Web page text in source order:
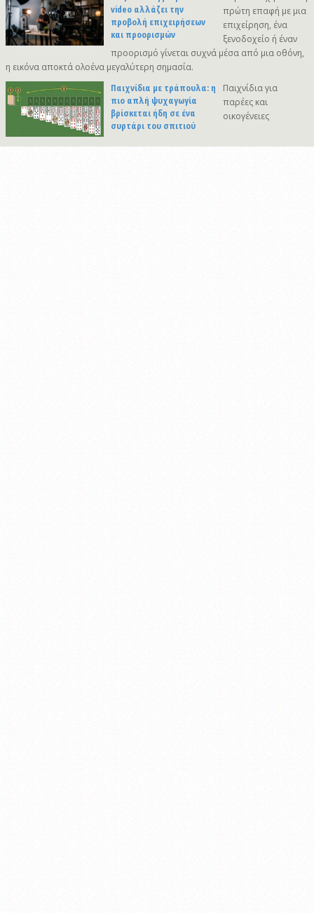
video αλλάζει την
προβολή επιχειρήσεων
και προορισμών
πρώτη επαφή με μια
επιχείρηση, ένα
ξενοδοχείο ή έναν
προορισμό γίνεται συχνά μέσα από μια οθόνη,
η εικόνα αποκτά ολοένα μεγαλύτερη σημασία.
Παιχνίδια με τράπουλα: η
πιο απλή ψυχαγωγία
βρίσκεται ήδη σε ένα
συρτάρι του σπιτιού
Παιχνίδια για
παρέες και
οικογένειες